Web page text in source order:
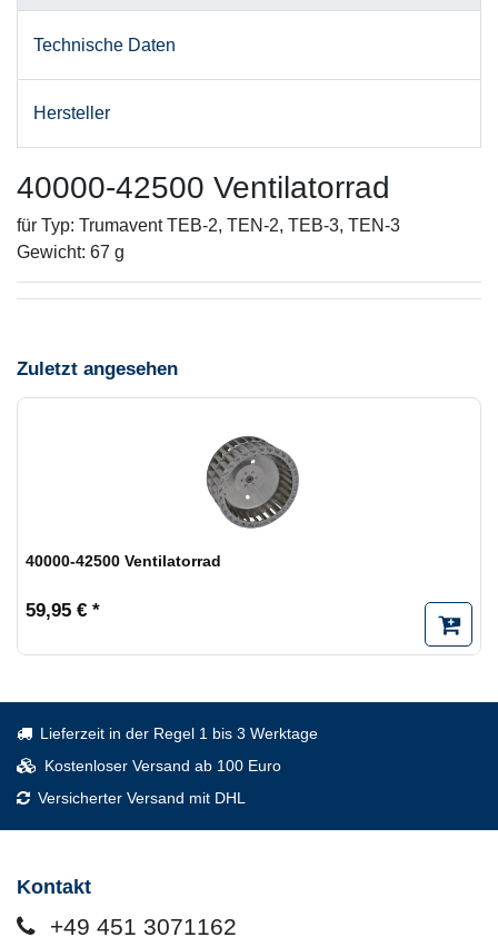
Technische Daten
Hersteller
40000-42500 Ventilatorrad
für Typ: Trumavent TEB-2, TEN-2, TEB-3, TEN-3
Gewicht: 67 g
Zuletzt angesehen
40000-42500 Ventilatorrad
59,95 € *
Lieferzeit in der Regel 1 bis 3 Werktage
Kostenloser Versand ab 100 Euro
Versicherter Versand mit DHL
Kontakt
+49 451 3071162